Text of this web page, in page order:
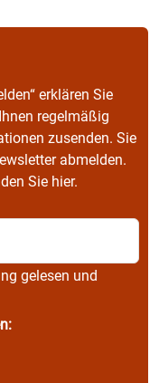
erklären Sie
regelmäßig
zusenden. Sie
abmelden.
Sie hier.
gelesen und